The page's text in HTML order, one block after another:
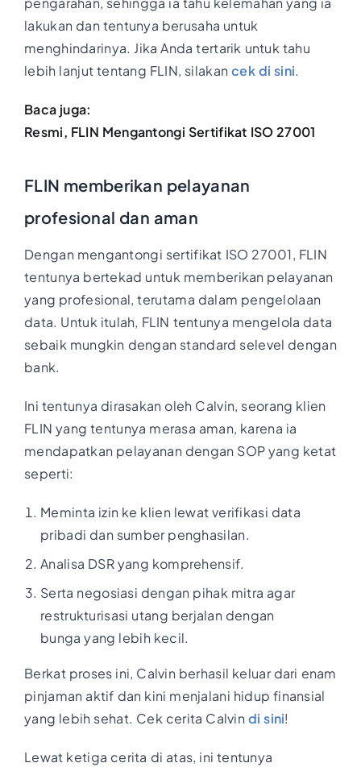
lakukan dan tentunya berusaha untuk
menghindarinya. Jika Anda tertarik untuk tahu
lebih lanjut tentang FLIN, silakancek di sini.
Baca juga:
Resmi, FLIN Mengantongi Sertifikat ISO 27001
FLIN memberikan pelayanan
profesional dan aman
Dengan mengantongi sertifikat ISO 27001, FLIN
tentunya bertekad untuk memberikan pelayanan
yang profesional, terutama dalam pengelolaan
data. Untuk itulah, FLIN tentunya mengelola data
sebaik mungkin dengan standard selevel dengan
bank.
Ini tentunya dirasakan oleh Calvin, seorang klien
FLIN yang tentunya merasa aman, karena ia
mendapatkan pelayanan dengan SOP yang ketat
seperti:
Meminta izin ke klien lewat verifikasi data
pribadi dan sumber penghasilan.
Analisa DSR yang komprehensif.
Serta negosiasi dengan pihak mitra agar
restrukturisasi utang berjalan dengan
bunga yang lebih kecil.
Berkat proses ini, Calvin berhasil keluar dari enam
pinjaman aktif dan kini menjalani hidup finansial
yang lebih sehat. Cek cerita Calvin di sini!
Lewat ketiga cerita di atas, ini tentunya